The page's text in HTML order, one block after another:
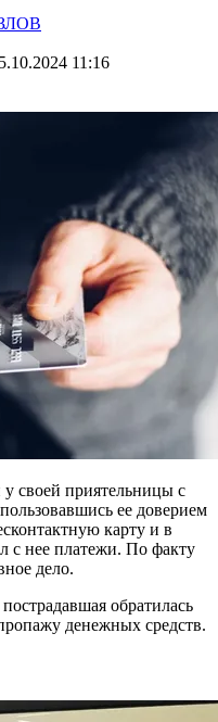
11:16
своей приятельницы с
ее доверием
карту и в
с нее платежи. По факту
дело.
обратилась
денежных средств.